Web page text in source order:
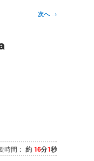
次へ→
時間： 約 16分1秒